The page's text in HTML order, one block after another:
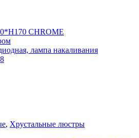
CHROME
лампа накаливания
, Хрустальные люстры